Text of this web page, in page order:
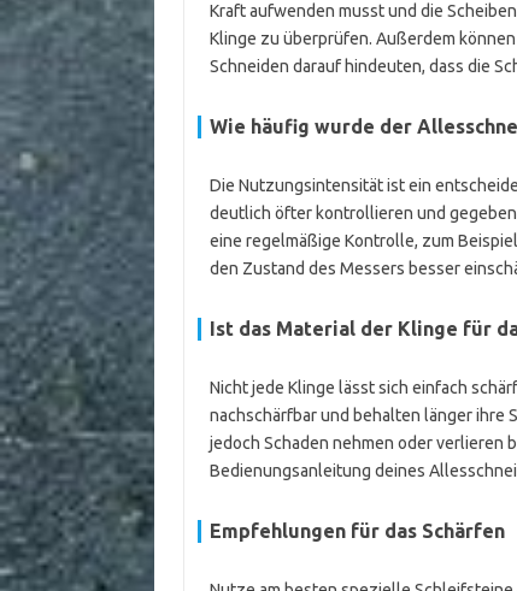
Kraft aufwenden musst und die
Klinge zu überprüfen. Außerdem
Schneiden darauf hindeuten, dass die
Wie häufig wurde der
Die Nutzungsintensität ist ein
deutlich öfter kontrollieren und
eine regelmäßige Kontrolle, zum
den Zustand des Messers besser
Ist das Material der Klinge für
Nicht jede Klinge lässt sich einfach
nachschärfbar und behalten länger ihre
jedoch Schaden nehmen oder verlieren
Bedienungsanleitung deines
Empfehlungen für das Schärfen